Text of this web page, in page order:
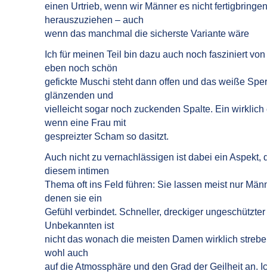
einen Urtrieb, wenn wir Männer es nicht
herauszuziehen – auch
wenn das manchmal die sicherste Variante wäre
Ich für meinen Teil bin dazu auch noch fasziniert
eben noch schön
gefickte Muschi steht dann offen und das weiße
glänzenden und
vielleicht sogar noch zuckenden Spalte. Ein wirklich
wenn eine Frau mit
gespreizter Scham so dasitzt.
Auch nicht zu vernachlässigen ist dabei ein Aspekt,
diesem intimen
Thema oft ins Feld führen: Sie lassen meist nur
denen sie ein
Gefühl verbindet. Schneller, dreckiger
Unbekannten ist
nicht das wonach die meisten Damen wirklich
wohl auch
auf die Atmossphäre und den Grad der Geilheit an.